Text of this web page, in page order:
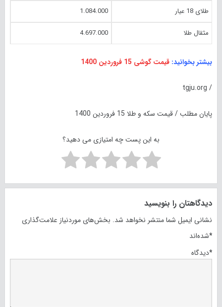
طلای 18 عیار 1.084.000
مثقال طلا 4.697.000
بیشتر بخوانید: قیمت گوشی 15 فروردین 1400
/ tgju.org
پایان مطلب / قیمت سکه و طلا 15 فروردین 1400
به این پست چه امتیازی می دهید؟
دیدگاهتان را بنویسید
نشانی ایمیل شما منتشر نخواهد شد. بخش‌های موردنیاز علامت‌گذاری
شده‌اند*
دیدگاه*